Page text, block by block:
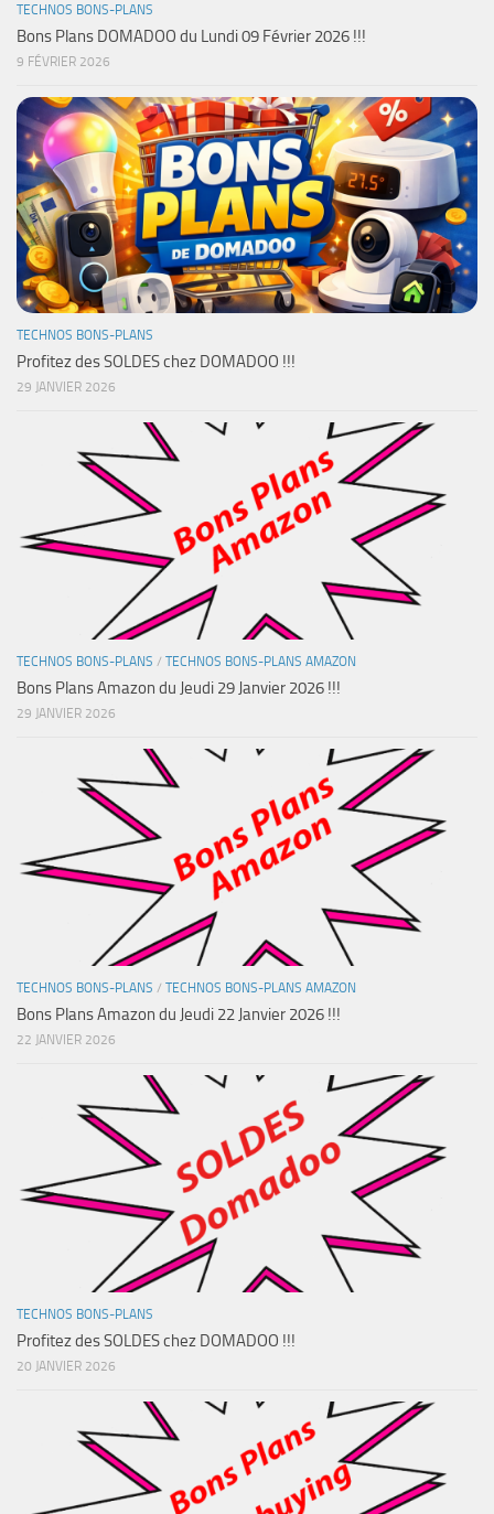
TECHNOS BONS-PLANS
Bons Plans DOMADOO du Lundi 09 Février 2026 !!!
9 FÉVRIER 2026
TECHNOS BONS-PLANS
Profitez des SOLDES chez DOMADOO !!!
29 JANVIER 2026
TECHNOS BONS-PLANS / TECHNOS BONS-PLANS AMAZON
Bons Plans Amazon du Jeudi 29 Janvier 2026 !!!
29 JANVIER 2026
TECHNOS BONS-PLANS / TECHNOS BONS-PLANS AMAZON
Bons Plans Amazon du Jeudi 22 Janvier 2026 !!!
22 JANVIER 2026
TECHNOS BONS-PLANS
Profitez des SOLDES chez DOMADOO !!!
20 JANVIER 2026